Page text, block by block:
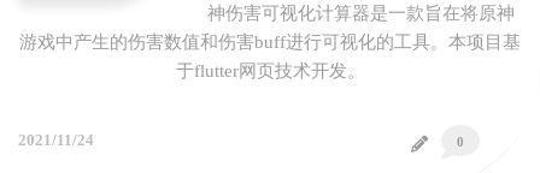
神伤害可视化计算器是一款旨在将原神
游戏中产生的伤害数值和伤害buff进行可视化的工具。本项目基
于flutter网页技术开发。
0
2021/11/24